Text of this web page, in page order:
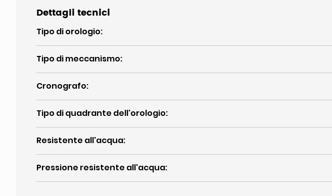
Dettagli tecnici
Tipo di orologio:
Tipo di meccanismo:
Cronografo:
Tipo di quadrante dell'orologio:
Resistente all'acqua:
Pressione resistente all'acqua: